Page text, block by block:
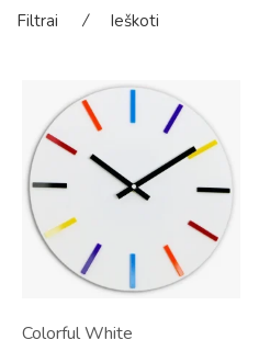
Filtrai ⁄ Ieškoti
Colorful White